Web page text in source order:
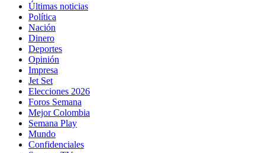
Últimas noticias
Política
Nación
Dinero
Deportes
Opinión
Impresa
Jet Set
Elecciones 2026
Foros Semana
Mejor Colombia
Semana Play
Mundo
Confidenciales